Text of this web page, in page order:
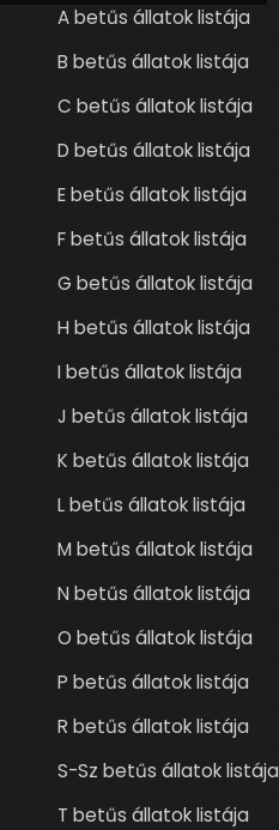
A betűs állatok listája
B betűs állatok listája
C betűs állatok listája
D betűs állatok listája
E betűs állatok listája
F betűs állatok listája
G betűs állatok listája
H betűs állatok listája
I betűs állatok listája
J betűs állatok listája
K betűs állatok listája
L betűs állatok listája
M betűs állatok listája
N betűs állatok listája
O betűs állatok listája
P betűs állatok listája
R betűs állatok listája
S-Sz betűs állatok listája
T betűs állatok listája